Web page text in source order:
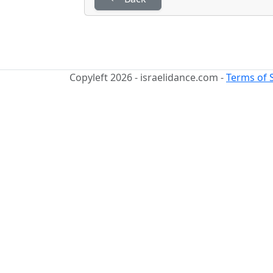
Copyleft 2026 - israelidance.com -Terms of